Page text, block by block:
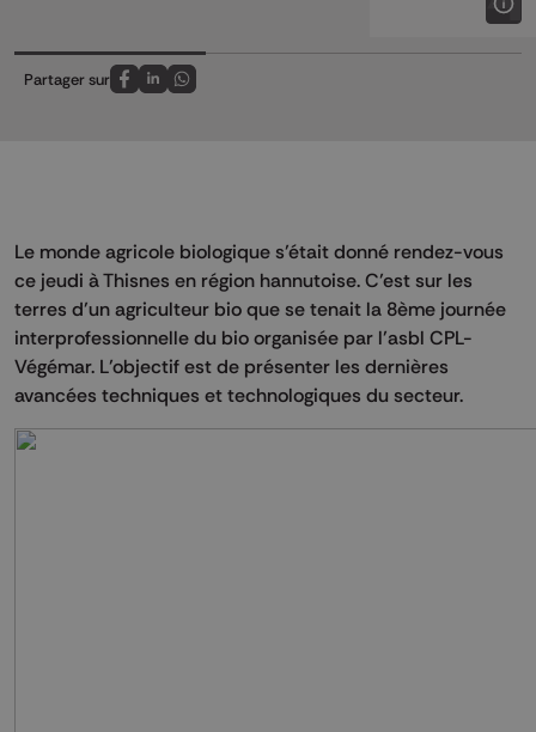
Partager sur
Partagez sur FaceBook
Partagez sur LinkedIn
Partagez sur Whatsapp
Le monde agricole biologique s’était donné rendez-vous
ce jeudi à Thisnes en région hannutoise. C’est sur les
terres d’un agriculteur bio que se tenait la 8ème journée
interprofessionnelle du bio organisée par l’asbl CPL-
Végémar. L’objectif est de présenter les dernières
avancées techniques et technologiques du secteur.